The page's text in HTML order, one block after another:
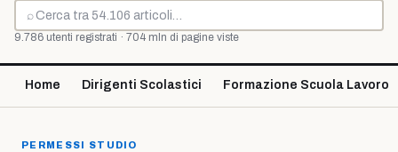
⌕
Cerca
9.786 utenti registrati · 704 mln di pagine viste
Home Dirigenti Scolastici Formazione Scuola Lavoro
PERMESSI STUDIO